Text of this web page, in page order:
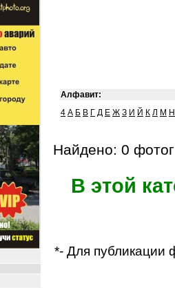
Алфавит:
4 А Б В Г Д Е Ж З И Й К Л М Н
Найдено: 0
В этой
*- Для публикации